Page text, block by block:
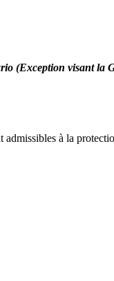
(Exception visant la
à la